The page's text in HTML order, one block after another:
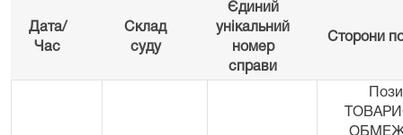
Дата/
Час
Склад
суду
Єдиний
унікальний
номер
справи
Сторони